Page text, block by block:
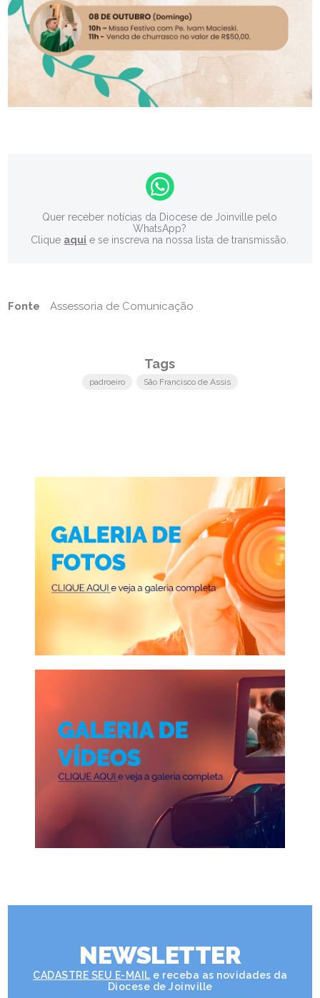
Quer receber notícias da Diocese de Joinville pelo
WhatsApp?
Clique aqui e se inscreva na nossa lista de transmissão.
Fonte Assessoria de Comunicação
Tags
padroeiro São Francisco de Assis
NEWSLETTER
CADASTRE SEU E-MAIL e receba as novidades da
Diocese de Joinville